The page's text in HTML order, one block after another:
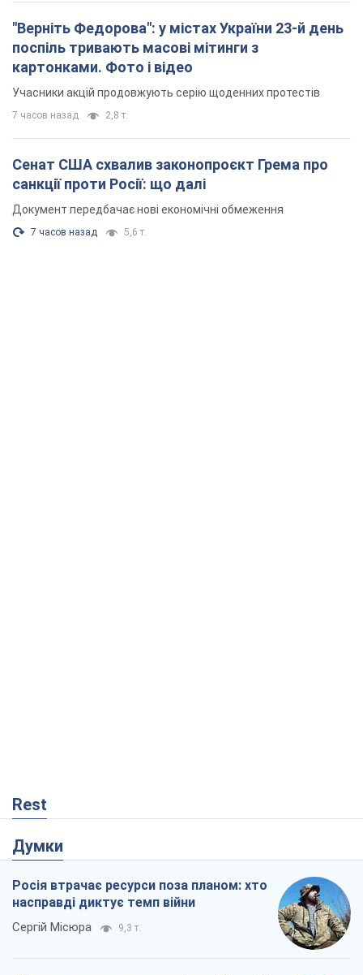
"Верніть Федорова": у містах України 23-й день
поспіль тривають масові мітинги з
картонками. Фото і відео
Учасники акцій продовжують серію щоденних протестів
7 часов назад 2,8 т.
Сенат США схвалив законопроєкт Грема про
санкції проти Росії: що далі
Документ передбачає нові економічні обмеження
7 часов назад 5,6 т.
Rest
Думки
Росія втрачає ресурси поза планом: хто
насправді диктує темп війни
Сергій Місюра 9,3 т.